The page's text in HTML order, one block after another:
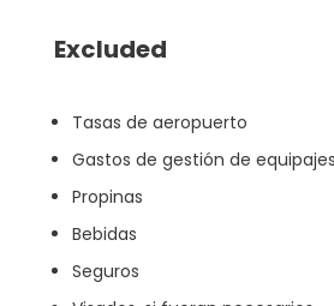
Excluded
Tasas de aeropuerto
Gastos de gestión de equipajes
Propinas
Bebidas
Seguros